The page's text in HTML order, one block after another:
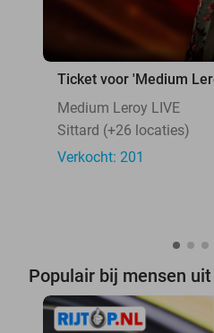
Ticket voor 'Medium
Medium Leroy LIVE
Sittard (+26 locaties)
Verkocht: 201
Populair bij mensen